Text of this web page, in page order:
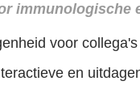
immunologische
voor
en